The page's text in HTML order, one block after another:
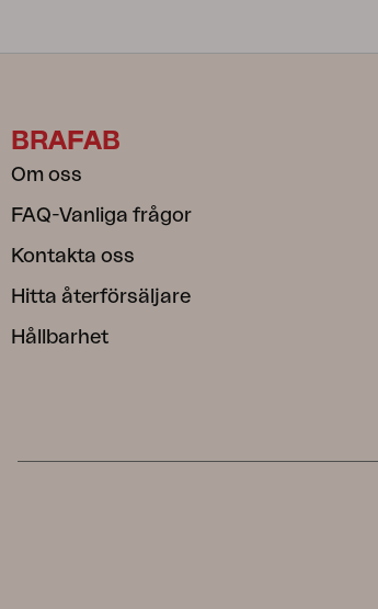
BRAFAB
Om oss
FAQ-Vanliga frågor
Kontakta oss
Hitta återförsäljare
Hållbarhet